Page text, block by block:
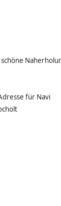
für Navi